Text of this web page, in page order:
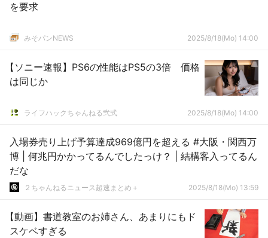
を要求
みそパンNEWS 2025/8/18(Mo) 14:00
【ソニー速報】PS6の性能はPS5の3倍 価格
は同じか
ライフハックちゃんねる弐式 2025/8/18(Mo) 14:00
入場券売り上げ予算達成969億円を超える #大阪・関西万
博 | 何兆円かかってるんでしたっけ？ | 結構客入ってるん
だな
２ちゃんねるニュース超速まとめ＋ 2025/8/18(Mo) 13:59
【動画】書道教室のお姉さん、あまりにもド
スケベすぎる